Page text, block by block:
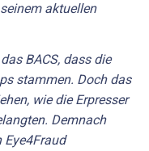
aktuellen
BACS, dass die
stammen. Doch das
wie die Erpresser
Demnach
Eye4Fraud